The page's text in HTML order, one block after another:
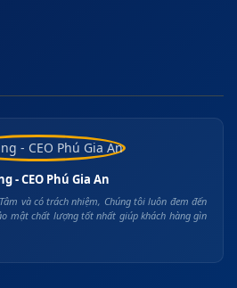
- CEO Phú Gia An
và có trách nhiệm, Chúng tôi luôn đem đến
mật chất lượng tốt nhất giúp khách hàng gìn